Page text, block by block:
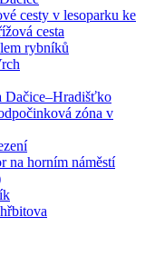
cesty v lesoparku ke
cesta
rybníků
Dačice–Hradišťko
zóna v
na horním náměstí